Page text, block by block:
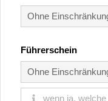
Führerschein